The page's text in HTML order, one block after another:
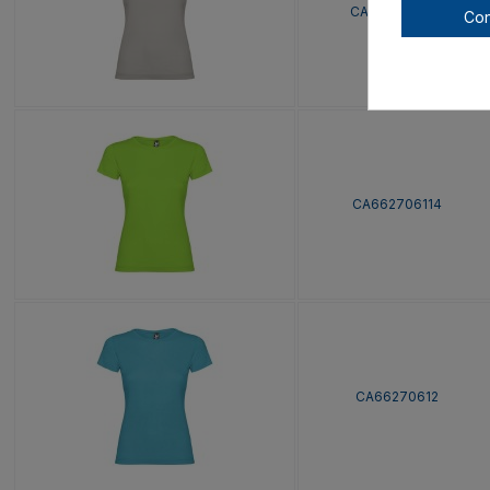
CA662706108
CA662706114
CA66270612